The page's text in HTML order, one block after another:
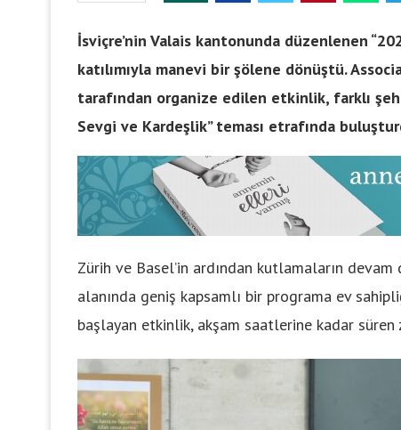
İsviçre’nin Valais kantonunda düzenlenen
katılımıyla manevi bir şölene dönüştü.
tarafından organize edilen etkinlik, farklı
Sevgi ve Kardeşlik” teması etrafında
Zürih ve Basel’in ardından kutlamaların
alanında geniş kapsamlı bir programa ev
başlayan etkinlik, akşam saatlerine kadar